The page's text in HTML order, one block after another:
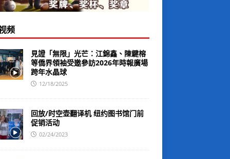
频
見證「無限」光芒：江錦鑫、陳鍵榕
等僑界領袖受邀參訪2026年時報廣場
跨年水晶球
12/18/2025
回放/时空壶翻译机 纽约图书馆门前
促销活动
02/24/2023